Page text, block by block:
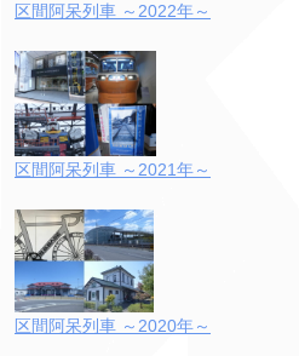
区間阿呆列車 ～2022年～
区間阿呆列車 ～2021年～
区間阿呆列車 ～2020年～